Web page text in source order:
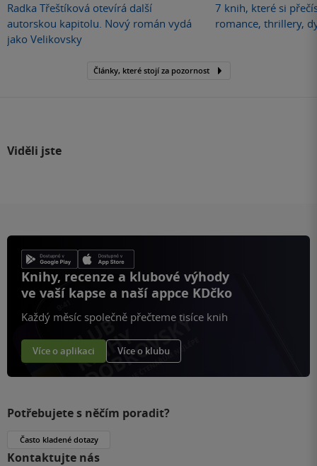
Radka Třeštíková otevírá další
autorskou kapitolu. Nový román vydá
jako Velikovsky
7 knih, které si
romance, thrillery,
Články, které stojí za pozornost
Viděli jste
Knihy, recenze a klubové výhody
ve vaší kapse a naší appce KDčko
Každý měsíc společně přečteme tisíce knih
Více o aplikaci Více o klubu
Potřebujete s něčím poradit?
Často kladené dotazy
Kontaktujte nás